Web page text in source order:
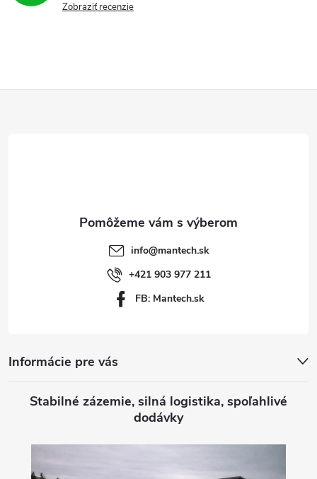
Zobraziť recenzie
info@mantech.sk
+421 903 977 211
FB: Mantech.sk
Informácie pre vás
Stabilné zázemie, silná logistika, spoľahlivé
dodávky